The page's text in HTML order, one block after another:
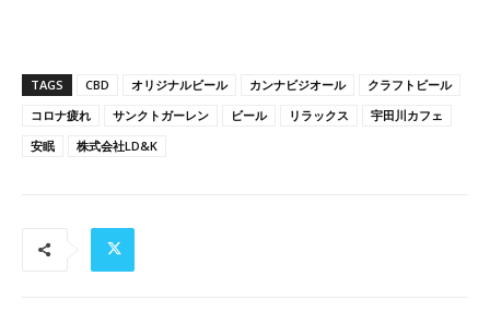
TAGS CBD オリジナルビール カンナビジオール
クラフトビール
コロナ疲れ
サンクトガーレン ビール リラックス
宇田川カフェ
安眠
株式会社LD&K